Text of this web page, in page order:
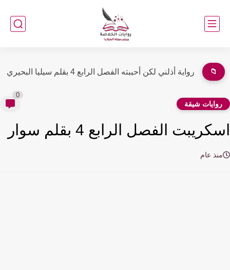
📁 رواية أذلني لكن أحببته الفصل الثالث 3 بقلم سيليا البحيري
شيقة
الفصل الرابع 4 بقلم سوار
عام